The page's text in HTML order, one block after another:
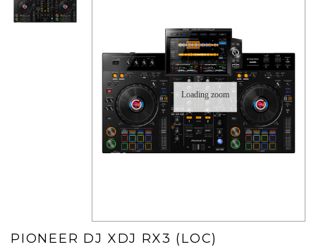
Loading zoom
PIONEER DJ XDJ RX3 (LOC)